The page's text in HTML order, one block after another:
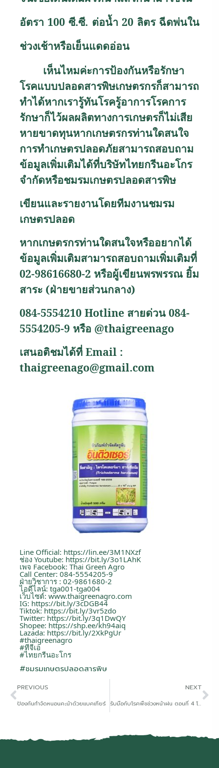
อัตรา 100ซี.ซี. ต่อน้ำ 20 ลิตร ฉีดพ่นใน
ช่วงเช้าหรือเย็นแดดอ่อน
เห็นไหมค่ะการป้องกันหรือรักษา
โรคแบบปลอดสารพิษเกษตรกรก็สามารถ
ทำได้หากเรารู้ทันโรครู้อาการโรคการ
รักษาก็ไว้ผลผลิตทางการเกษตรก็ไม่เสีย
หายขาดทุนหากเกษตรกรท่านใดสนใจ
การทำเกษตรปลอดภัยสามารถสอบถาม
ข้อมูลเพิ่มเติมได้ที่บริษัทไทยกรีนอะโกร
จำกัดหรือชมรมเกษตรปลอดสารพิษ
เขียนและรายงานโดยทีมงานชมรม
เกษตรปลอด
หากเกษตรกรท่านใดสนใจหรืออยากได้
ข้อมูลเพิ่มเติมสามารถสอบถามเพิ่มเติมที่
02-98616680-2 หรือผู้เขียนพรพรรณ ยิ้ม
สาระ (ฝ่ายขายส่วนกลาง)
084-5554210 Hotline สายด่วน 084-
5554205-9 หรือ @thaigreenago
เสนอติชมได้ที่ Email :
thaigreenago@gmail.com
Line Official: https://lin.ee/3M1NXzf
ช่อง Youtube: https://bit.ly/3o1LAhK
เพจ Facebook: Thai Green Agro
Call Center: 084-5554205-9
ฝ่ายวิชาการ : 02-9861680-2
ไอดีไลน์: tga001-tga004
เว็บไซต์: www.thaigreenagro.com
IG: https://bit.ly/3cDGB44
Tiktok: https://bit.ly/3vr5zdo
Twitter: https://bit.ly/3q1DwQY
Shopee: https://shp.ee/kh94aiq
Lazada: https://bit.ly/2XkPgUr
#thaigreenagro
#ทีจีเอ
#ไทยกรีนอะโกร
#ชมรมเกษตรปลอดสารพิษ
PREVIOUS
ป้องกันกำจัดหนอนคะน้าด้วยแบคเทียร์
NEXT
รับมือกับโรคพืชช่วงหน้าฝน ตอนที่ 4 โรคราสนิมขาวในผัก